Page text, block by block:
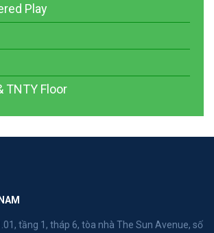
Play
TNTY Floor
tầng 1, tháp 6, tòa nhà The Sun Avenue, số